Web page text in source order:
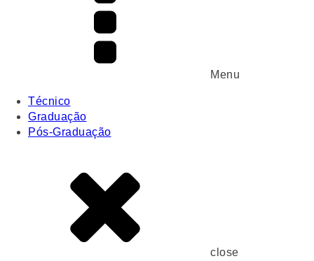
Menu
Técnico
Graduação
Pós-Graduação
close